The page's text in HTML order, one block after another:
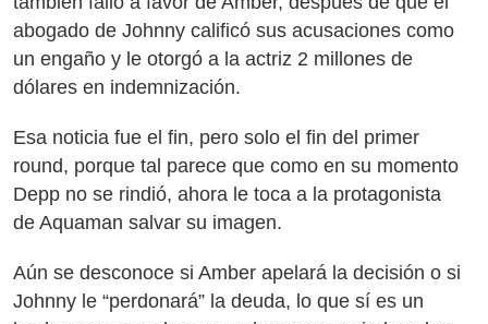
abogado de Johnny calificó sus acusaciones como
un engaño y le otorgó a la actriz 2 millones de
dólares en indemnización.
Esa noticia fue el fin, pero solo el fin del primer
round, porque tal parece que como en su momento
Depp no se rindió, ahora le toca a la protagonista
de Aquaman salvar su imagen.
Aún se desconoce si Amber apelará la decisión o si
Johnny le “perdonará” la deuda, lo que sí es un